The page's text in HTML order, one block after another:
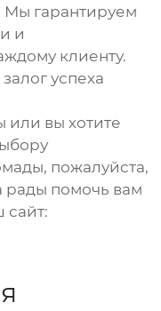
Мы гарантируем
и
клиенту.
успеха
или вы хотите
, пожалуйста,
рады помочь вам
сайт: